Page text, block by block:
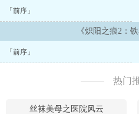
然崩溃。她抱紧双臂，蜷缩在椅子
你就会回来ai我了。”“我们上周领
我们度蜜月的第一天。”“记得，
文，权谋线2.强取豪夺100珠更新一
「前序」
《炽阳之痕2：
「前序」
热门
丝袜美母之医院风云